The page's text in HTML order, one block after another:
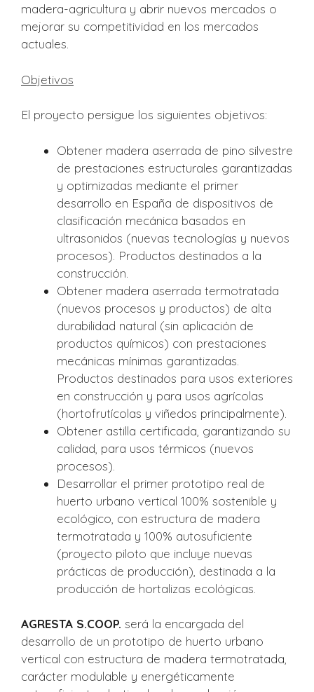
madera-agricultura y abrir nuevos mercados o
mejorar su competitividad en los mercados
actuales.
Objetivos
El proyecto persigue los siguientes objetivos:
Obtener madera aserrada de pino silvestre
de prestaciones estructurales garantizadas
y optimizadas mediante el primer
desarrollo en España de dispositivos de
clasificación mecánica basados en
ultrasonidos (nuevas tecnologías y nuevos
procesos). Productos destinados a la
construcción.
Obtener madera aserrada termotratada
(nuevos procesos y productos) de alta
durabilidad natural (sin aplicación de
productos químicos) con prestaciones
mecánicas mínimas garantizadas.
Productos destinados para usos exteriores
en construcción y para usos agrícolas
(hortofrutícolas y viñedos principalmente).
Obtener astilla certificada, garantizando su
calidad, para usos térmicos (nuevos
procesos).
Desarrollar el primer prototipo real de
huerto urbano vertical 100% sostenible y
ecológico, con estructura de madera
termotratada y 100% autosuficiente
(proyecto piloto que incluye nuevas
prácticas de producción), destinada a la
producción de hortalizas ecológicas.
AGRESTA S.COOP. será la encargada del
desarrollo de un prototipo de huerto urbano
vertical con estructura de madera termotratada,
carácter modulable y energéticamente